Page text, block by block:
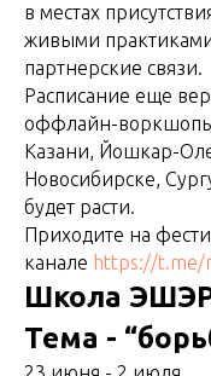
в местах
живыми
партнерские связи.
Расписание еще
оффлайн-воркшопы
Казани, Йошкар-
Новосибирске,
будет расти.
Приходите на
канале https://t.me/
Школа ЭШЭР
Тема -